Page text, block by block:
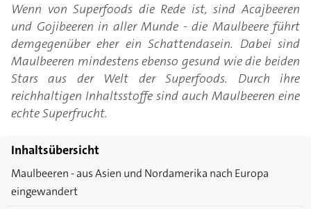
Wenn von Superfoods die Rede ist, sind Acajbeeren
und Gojibeeren in aller Munde - die Maulbeere führt
demgegenüber eher ein Schattendasein. Dabei sind
Maulbeeren mindestens ebenso gesund wie die beiden
Stars aus der Welt der Superfoods. Durch ihre
reichhaltigen Inhaltsstoffe sind auch Maulbeeren eine
echte Superfrucht.
Inhaltsübersicht
Maulbeeren - aus Asien und Nordamerika nach Europa
eingewandert